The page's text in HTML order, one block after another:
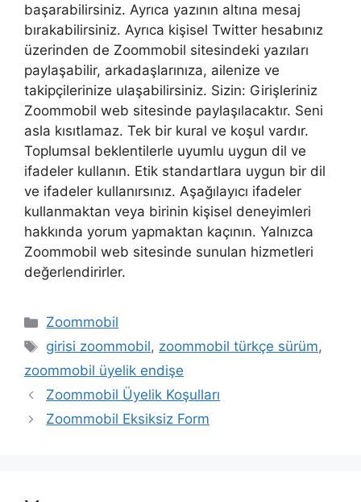
başarabilirsiniz. Ayrıca yazının altına mesaj
bırakabilirsiniz. Ayrıca kişisel Twitter hesabınız
üzerinden de Zoommobil sitesindeki yazıları
paylaşabilir, arkadaşlarınıza, ailenize ve
takipçilerinize ulaşabilirsiniz. Sizin: Girişleriniz
Zoommobil web sitesinde paylaşılacaktır. Seni
asla kısıtlamaz. Tek bir kural ve koşul vardır.
Toplumsal beklentilerle uyumlu uygun dil ve
ifadeler kullanın. Etik standartlara uygun bir dil
ve ifadeler kullanırsınız. Aşağılayıcı ifadeler
kullanmaktan veya birinin kişisel deneyimleri
hakkında yorum yapmaktan kaçının. Yalnızca
Zoommobil web sitesinde sunulan hizmetleri
değerlendirirler.
Kategoriler
Zoommobil
Etiketler
girisi zoommobil, zoommobil türkçe sürüm,
zoommobil üyelik endişe
Zoommobil Üyelik Koşulları
Zoommobil Eksiksiz Form